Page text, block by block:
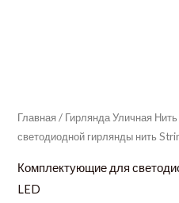
Главная / Гирлянда Уличная
светодиодной гирлянды нить
Комплектующие для
LED